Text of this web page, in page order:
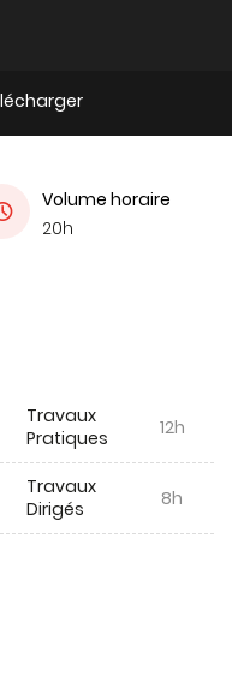
Volume horaire
20h
Travaux
Pratiques
12h
Travaux
Dirigés
8h